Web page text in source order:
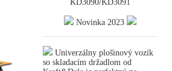
KD3090/KD3091
Novinka 2023
Univerzálny plošinový vozík
so skladacím držadlom od